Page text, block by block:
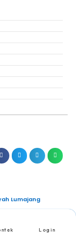
Lumajang
Login